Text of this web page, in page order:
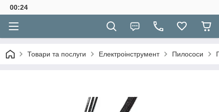
00:24
Товари та послуги Електроінструмент Пилососи